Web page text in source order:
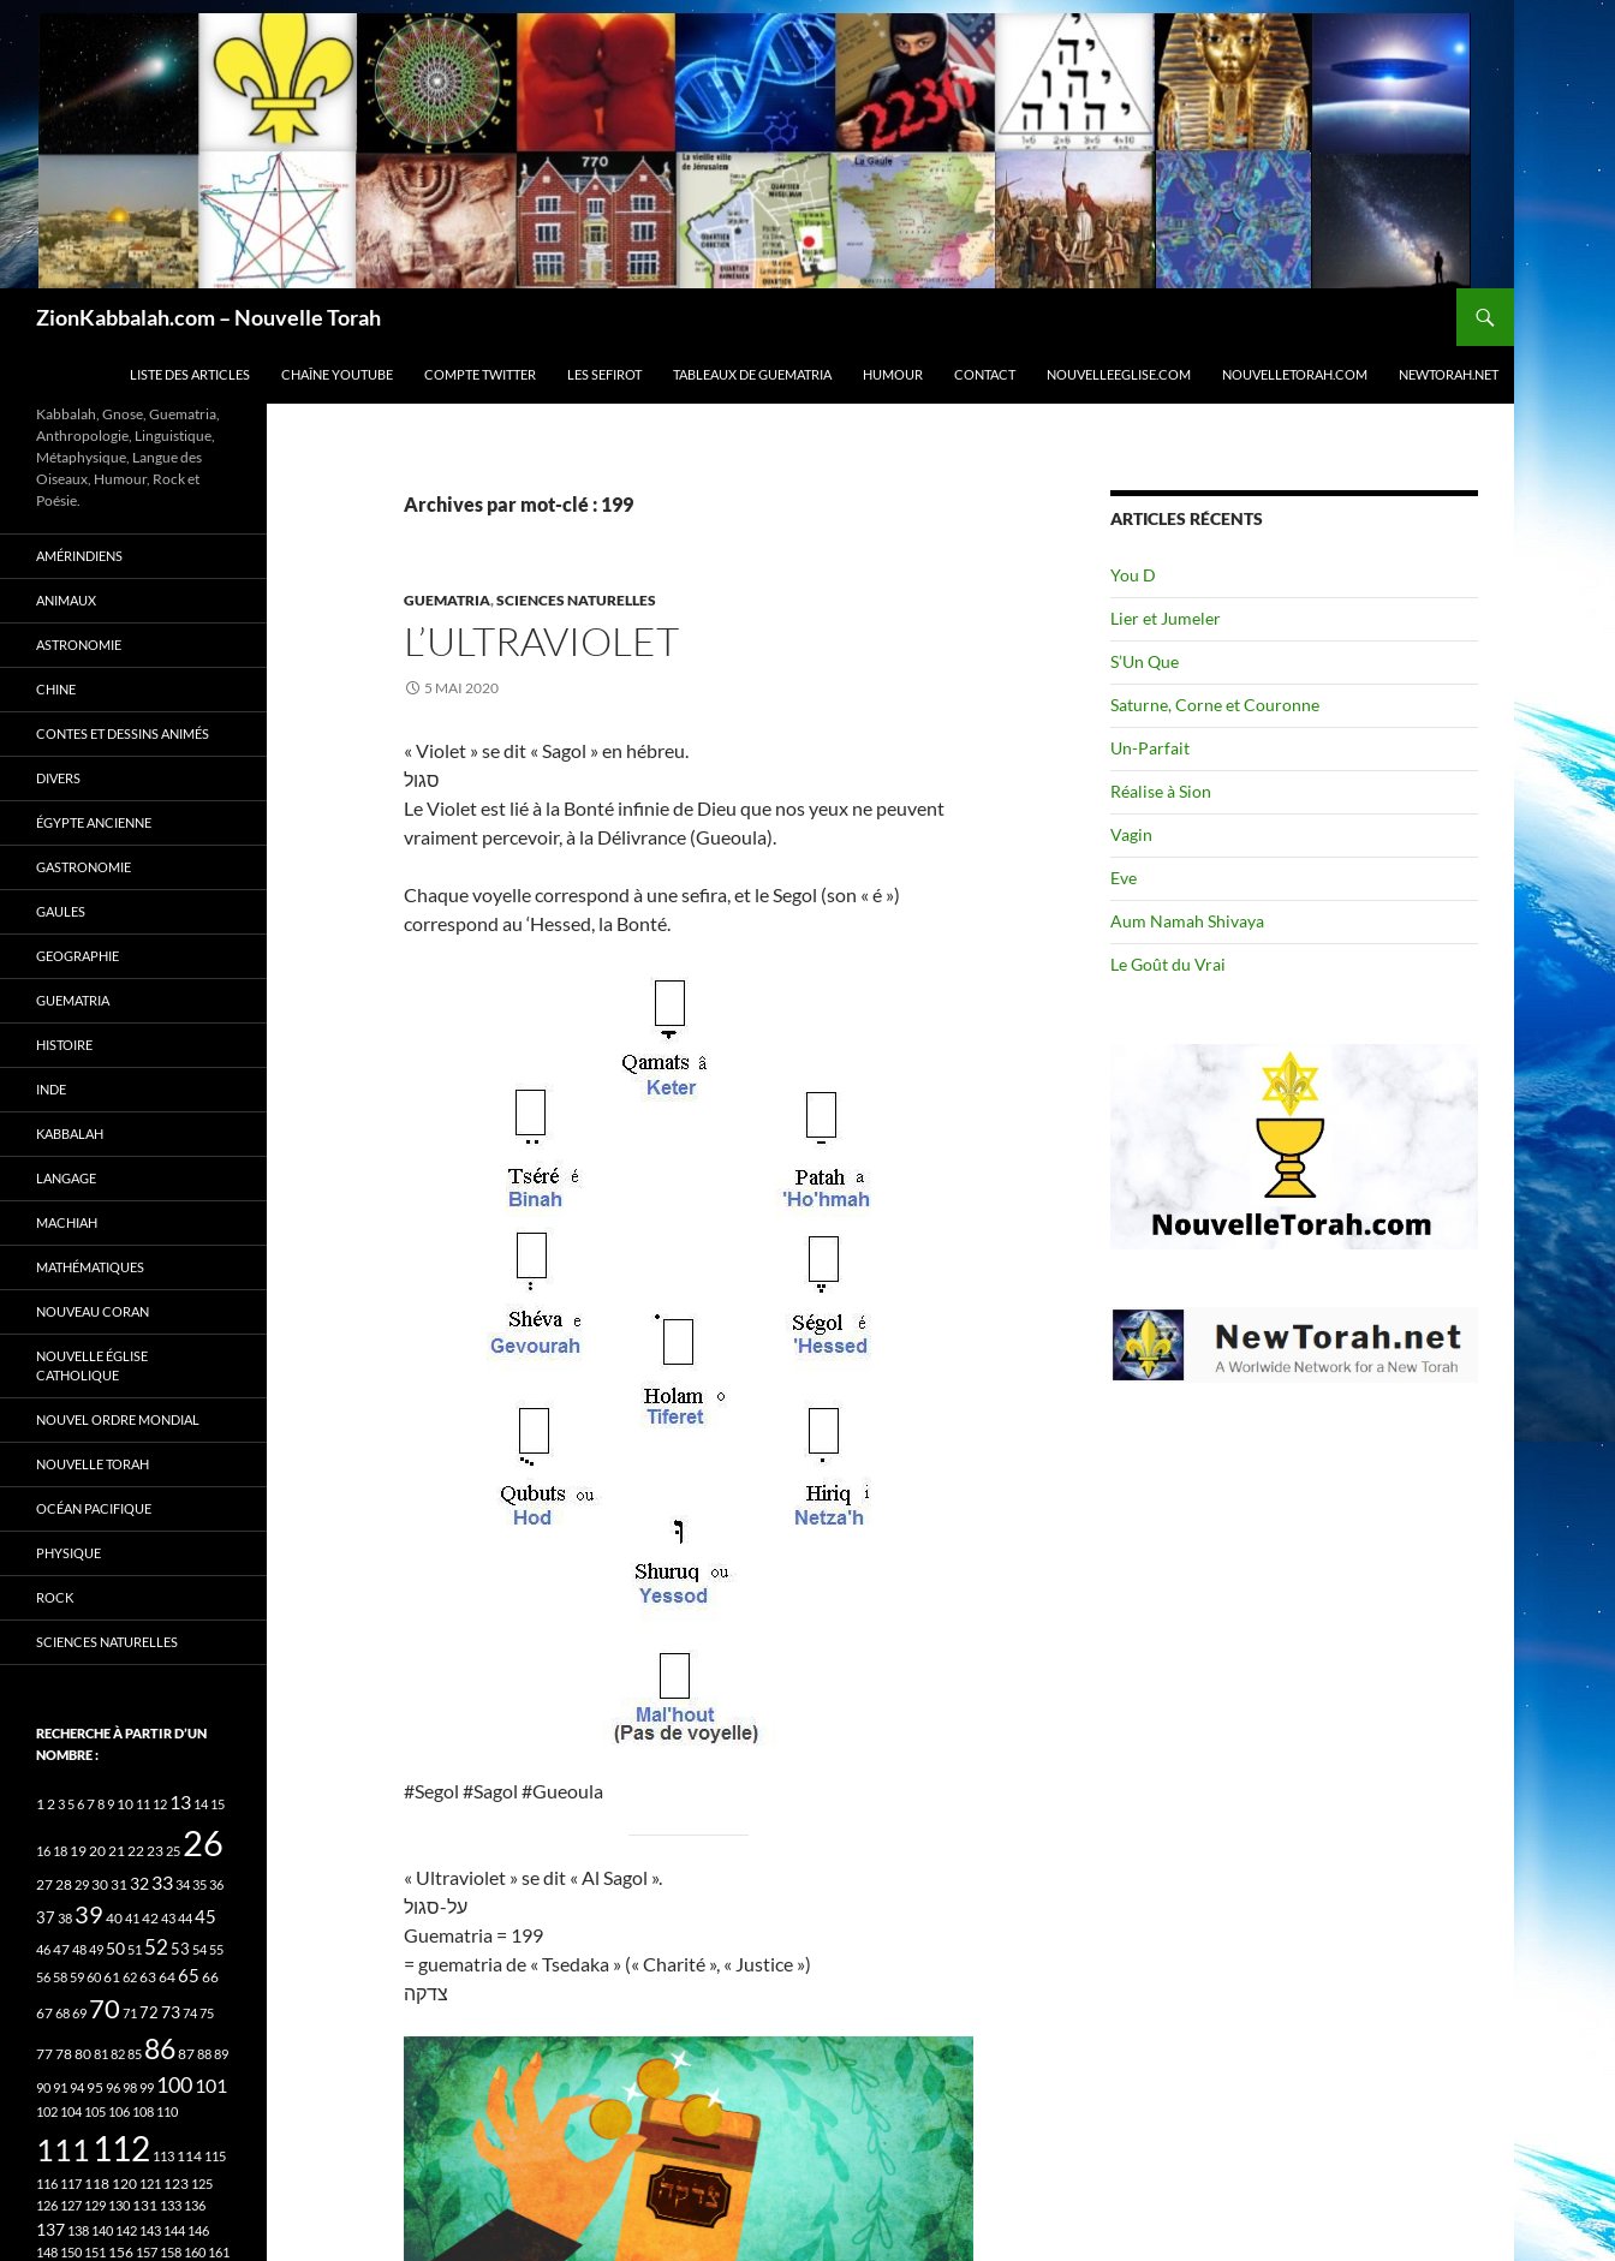
ZionKabbalah.com – Nouvelle Torah
LISTE DES ARTICLES
CHAÎNE YOUTUBE COMPTE TWITTER LES SEFIROT TABLEAUX DE GUEMATRIA HUMOUR CONTACT NOUVELLEEGLISE.COM NOUVELLETORAH.COM NEWTORAH.NET
Archives par mot-clé : 199
GUEMATRIA,SCIENCES NATURELLES
L’ULTRAVIOLET
5 MAI 2020
« Violet » se dit « Sagol » en hébreu.
סגול
Le Violet est lié à la Bonté infinie de Dieu que nos yeux ne peuvent
vraiment percevoir, à la Délivrance (Gueoula).
Chaque voyelle correspond à une sefira, et le Segol (son « é »)
correspond au ‘Hessed, la Bonté.
#Segol #Sagol #Gueoula
« Ultraviolet » se dit « Al Sagol ».
על-סגול
Guematria = 199
= guematria de « Tsedaka » (« Charité », « Justice »)
צדקה
ARTICLES RÉCENTS
You D
Lier et Jumeler
S’Un Que
Saturne, Corne et Couronne
Un-Parfait
Réalise à Sion
Vagin
Eve
Aum Namah Shivaya
Le Goût du Vrai
Kabbalah, Gnose, Guematria,
Anthropologie, Linguistique,
Métaphysique, Langue des
Oiseaux, Humour, Rock et
Poésie.
AMÉRINDIENS
ANIMAUX
ASTRONOMIE
CHINE
CONTES ET DESSINS ANIMÉS
DIVERS
ÉGYPTE ANCIENNE
GASTRONOMIE
GAULES
GEOGRAPHIE
GUEMATRIA
HISTOIRE
INDE
KABBALAH
LANGAGE
MACHIAH
MATHÉMATIQUES
NOUVEAU CORAN
NOUVELLE ÉGLISE
CATHOLIQUE
NOUVEL ORDRE MONDIAL
NOUVELLE TORAH
OCÉAN PACIFIQUE
PHYSIQUE
ROCK
SCIENCES NATURELLES
RECHERCHE À PARTIR D’UN
NOMBRE :
1 23 56789 10 11 12 13 14 15
16 18 1920212223 25 26
27 28 293031 3233343536
37 38 39 4041 42434445
46474849 50 51 52 53 54 55
56 58 596061 62636465 66
676869 70 71 72737475
77788081 8285 86878889
9091 94 95 969899 100101
102 104 105 106 108 110
111 112 113 114 115
116 117 118 120 121 123 125
126 127 129 130 131 133 136
137 138 140 142 143 144 146
148 150 151 156 157 158 160 161